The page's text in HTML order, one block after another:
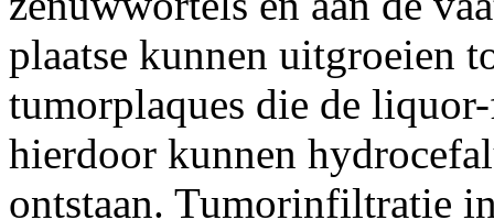
plaatse kunnen uitgroeien
tumorplaques die de
hierdoor kunnen
ontstaan. Tumorinfiltratie